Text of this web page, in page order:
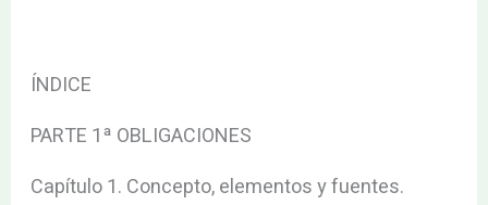
ÍNDICE
PARTE 1ª OBLIGACIONES
Capítulo 1. Concepto, elementos y fuentes.